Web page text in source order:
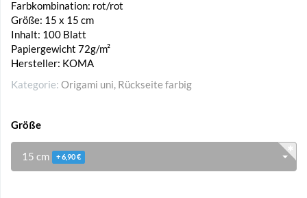
Farbkombination: rot/rot
Größe: 15 x 15 cm
Inhalt: 100 Blatt
Papiergewicht 72g/m²
Hersteller: KOMA
Kategorie: Origami uni, Rückseite farbig
Größe
15 cm + 6,90 €